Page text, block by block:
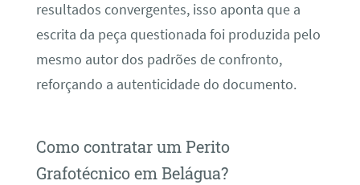
resultados convergentes, isso aponta que a
escrita da peça questionada foi produzida pelo
mesmo autor dos padrões de confronto,
reforçando a autenticidade do documento.
Como contratar um Perito
Grafotécnico em Belágua?